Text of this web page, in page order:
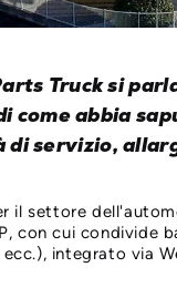
Truck si
come abbia
di servizio,
il settore
con cui
integrato via